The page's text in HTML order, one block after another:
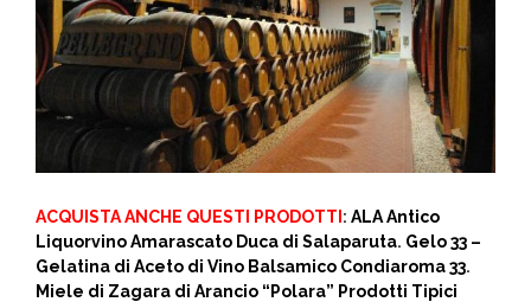
ACQUISTA ANCHE QUESTI PRODOTTI : ALA Antico
Liquorvino Amarascato Duca di Salaparuta. Gelo 33 –
Gelatina di Aceto di Vino Balsamico Condiaroma 33.
Miele di Zagara di Arancio “Polara” Prodotti Tipici